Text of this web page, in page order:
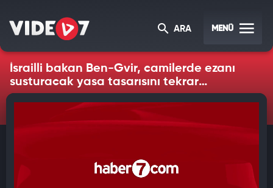
ARA MENÜ
İsrailli bakan Ben-Gvir, camilerde ezanı
susturacak yasa tasarısını tekrar
gündeme getirdi